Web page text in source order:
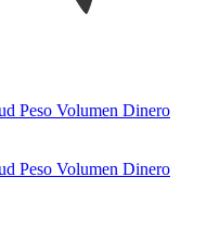
Peso Volumen Dinero
Peso Volumen Dinero